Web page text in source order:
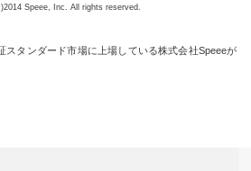
Speee, Inc. All rights reserved.
スタンダード市場に上場している株式会社Speeeが